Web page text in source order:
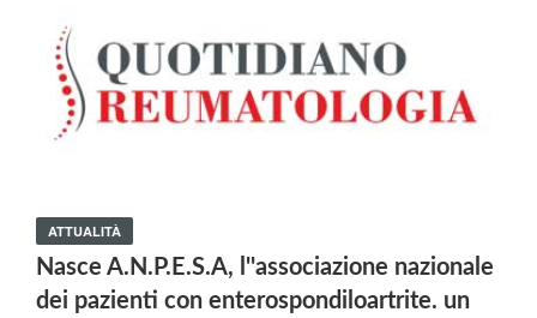
ATTUALITÀ
Nasce A.N.P.E.S.A, l''associazione nazionale
dei pazienti con enterospondiloartrite. un